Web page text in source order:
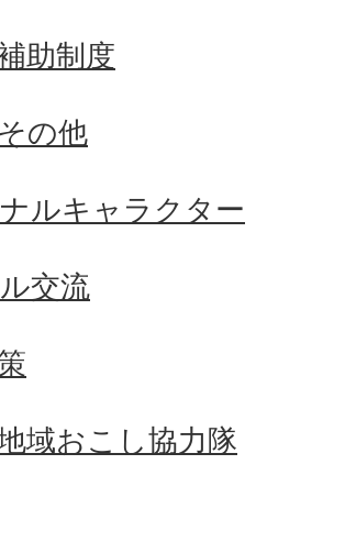
助制度
の他
ルキャラクター
交流
域おこし協力隊